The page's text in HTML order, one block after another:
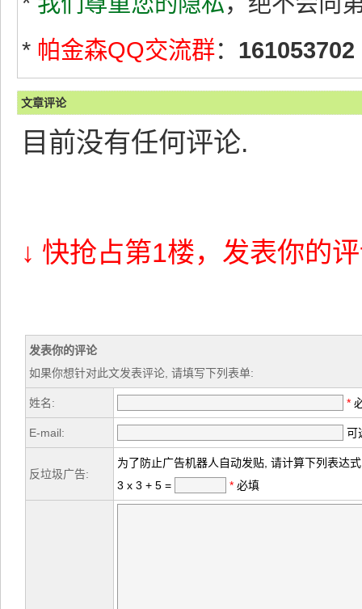
* 帕金森QQ交流群： 161053702
文章评论
目前没有任何评论.
↓ 快抢占第1楼，发表你的
发表你的评论
如果你想针对此文发表评论, 请填写下列表单:
姓名: *
E-mail: 可
反垃圾广告:
为了防止广告机器人自动发贴, 请计算下列表达
3 x 3 + 5 =
*必填